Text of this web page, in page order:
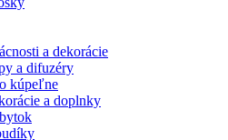
a dekorácie
a difuzéry
kúpeľne
a doplnky